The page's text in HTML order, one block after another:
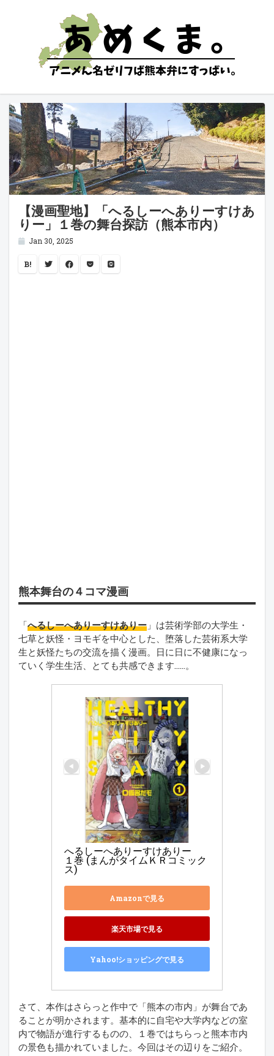
【漫画聖地】「へるしーへありーすけあ
りー」１巻の舞台探訪（熊本市内）
Jan 30, 2025
B!
熊本舞台の４コマ漫画
「へるしーへありーすけありー 」は芸術学部の大学生・
七草と妖怪・ヨモギを中心とした、堕落した芸術系大学
生と妖怪たちの交流を描く漫画。日に日に不健康になっ
ていく学生生活、とても共感できます……。
へるしーへありーすけありー
１巻 (まんがタイムＫＲコミック
ス)
Amazonで見る
楽天市場で見る
Yahoo!ショッピングで見る
さて、本作はさらっと作中で「熊本の市内」が舞台であ
ることが明かされます。基本的に自宅や大学内などの室
内で物語が進行するものの、１巻ではちらっと熊本市内
の景色も描かれていました。今回はその辺りをご紹介。